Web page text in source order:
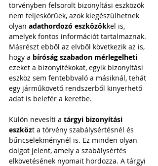
törvényben felsorolt bizonyítási eszközök
nem teljeskörűek, azok kiegészülhetnek
olyan adathordozó eszközökkel is,
amelyek fontos információt tartalmaznak.
Másrészt ebből az elvből következik az is,
hogy a bíróság szabadon mérlegelheti
ezeket a bizonyítékokat, egyik bizonyítási
eszköz sem fentebbvaló a másiknál, tehát
egy járműkövető rendszerből kinyerhető
adat is belefér a keretbe.
Külön nevesíti a tárgyi bizonyítási
eszközt a törvény szabálysértésnél és
bűncselekménynél is. Ez minden olyan
dolgot jelent, amely a szabálysértés
elkövetésének nyomait hordozza. A tárgyi